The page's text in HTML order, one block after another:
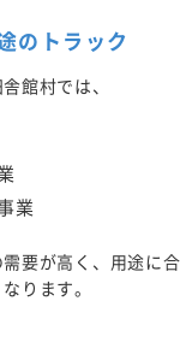
のトラック
館村では、
業
要が高く、用途に
ります。